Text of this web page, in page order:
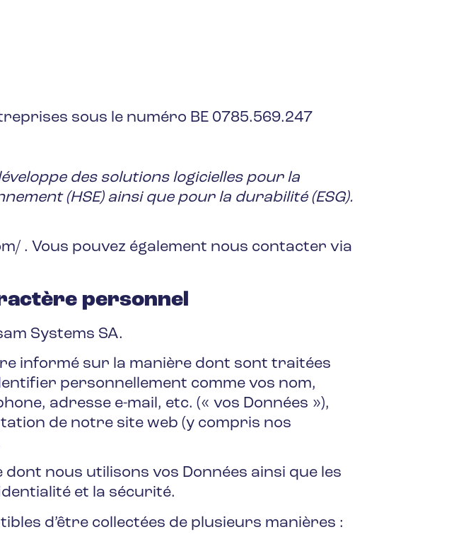
sous le numéro BE 0785.569.247
des solutions logicielles pour la
(HSE) ainsi que pour la durabilité (ESG).
. Vous pouvez également nous contacter via
personnel
Systems SA.
informé sur la manière dont sont traitées
personnellement comme vos nom,
adresse e-mail, etc. (« vos Données »),
de notre site web (y compris nos
nous utilisons vos Données ainsi que les
et la sécurité.
d’être collectées de plusieurs manières :